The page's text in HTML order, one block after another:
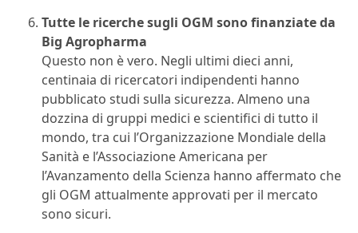
Tutte le ricerche sugli OGM sono finanziate da
Big Agropharma
Questo non è vero. Negli ultimi dieci anni,
centinaia di ricercatori indipendenti hanno
pubblicato studi sulla sicurezza. Almeno una
dozzina di gruppi medici e scientifici di tutto il
mondo, tra cui l’Organizzazione Mondiale della
Sanità e l’Associazione Americana per
l’Avanzamento della Scienza hanno affermato che
gli OGM attualmente approvati per il mercato
sono sicuri.